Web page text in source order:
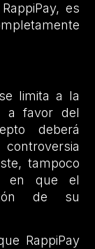
es
limita a la
a favor del
deberá
tampoco
en que el
de su
RappiPay